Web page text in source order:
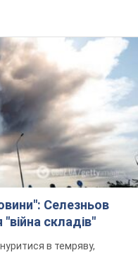
Селезньов
складів"
в темряву,